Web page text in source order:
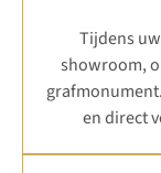
Tijdens
showroom,
en direct